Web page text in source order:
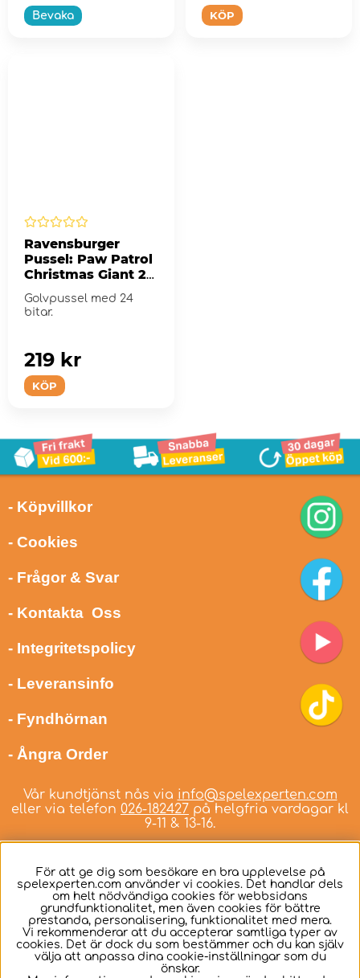
Bevaka KÖP
Ravensburger
Pussel: Paw Patrol
Christmas Giant 24
bitar
Golvpussel med 24
bitar.
KÖP
219 kr
- Köpvillkor
- Cookies
- Frågor & Svar
- Kontakta Oss
- Integritetspolicy
- Leveransinfo
- Fyndhörnan
- Ångra Order
Vår kundtjänst nås via info@spelexperten.com
eller via telefon 026-182427 på helgfria vardagar kl
9-11 & 13-16.
Svenska
För att ge dig som besökare en bra upplevelse på
spelexperten.com använder vi cookies. Det handlar dels
om helt nödvändiga cookies för webbsidans
grundfunktionalitet, men även cookies för bättre
prestanda, personalisering, funktionalitet med mera.
Vi rekommenderar att du accepterar samtliga typer av
cookies. Det är dock du som bestämmer och du kan själv
välja att anpassa dina cookie-inställningar som du
önskar.